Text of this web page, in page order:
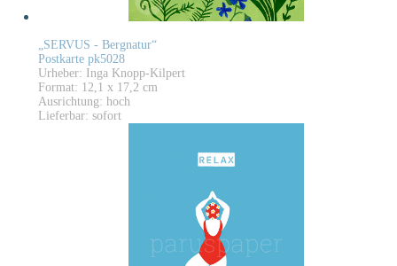
„SERVUS - Bergnatur“
Postkarte pk5028
Urheber: Inga Knopp-Kilpert
Format: 12,1 x 17,2 cm
Ausrichtung: hoch
Lieferbar: sofort